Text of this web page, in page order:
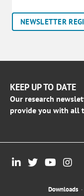
NEWSLETTER
KEEP UP TO DATE
Our research
provide you with all
Downloads ·